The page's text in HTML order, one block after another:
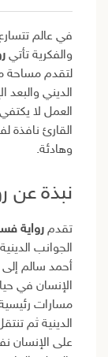
في عالم
والفكرية تأتي
لتقدم مساحة
الديني والبعد
العمل لا
القارئ نافذة
وهادئة.
نبذة عن
تقدم رواية
الجوانب
أحمد سالم
الإنسان في
مسارات
الدينية ثم
على الإنسان